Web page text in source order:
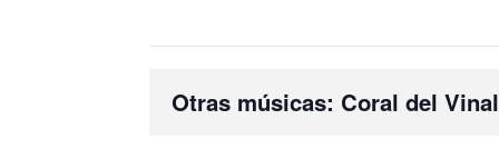
Otras músicas: Coral del